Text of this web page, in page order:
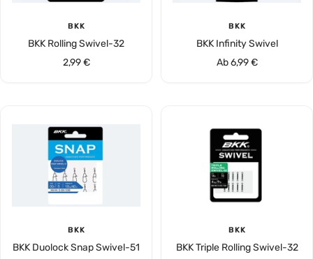
BKK
BKK Rolling Swivel-32
Angebotspreis
2,99 €
BKK
BKK Infinity Swivel
Angebotspreis
Ab 6,99 €
BKK
BKK Duolock Snap Swivel-51
BKK
BKK Triple Rolling Swivel-32